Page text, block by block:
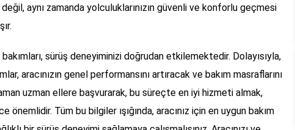
aynı zamanda yolculuklarınızın güvenli ve konforlu geçmesi
sürüş deneyiminizi doğrudan etkilemektedir. Dolayısıyla,
aracınızın genel performansını artıracak ve bakım masraflarını
uzman ellere başvurarak, bu süreçte en iyi hizmeti almak,
önemlidir. Tüm bu bilgiler ışığında, aracınız için en uygun bakım